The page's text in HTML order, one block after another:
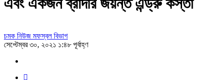
এবং একজন ব্রাদার জয়ন্ত এন্ড্রু কস্তা
চমক নিউজ মফস্বল বিভাগ
সেপ্টেম্বর ৩০, ২০২১ ১:৪৮ পূর্বাহ্ণ